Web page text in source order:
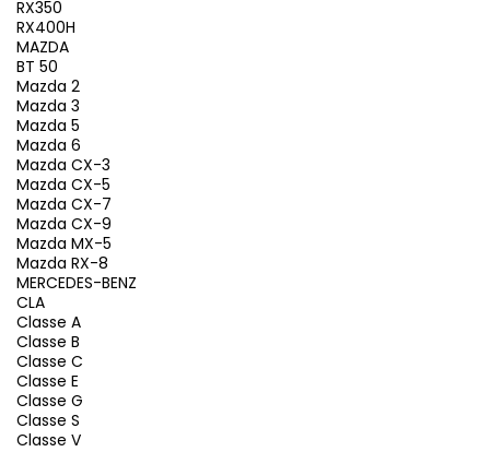
RX350
RX400H
MAZDA
BT 50
Mazda 2
Mazda 3
Mazda 5
Mazda 6
Mazda CX-3
Mazda CX-5
Mazda CX-7
Mazda CX-9
Mazda MX-5
Mazda RX-8
MERCEDES-BENZ
CLA
Classe A
Classe B
Classe C
Classe E
Classe G
Classe S
Classe V